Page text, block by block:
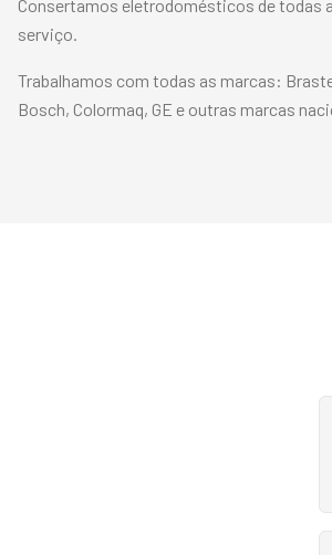
Consertamos eletrodomésticos de todas
serviço.
Trabalhamos com todas as marcas:
Bosch, Colormaq, GE e outras marcas